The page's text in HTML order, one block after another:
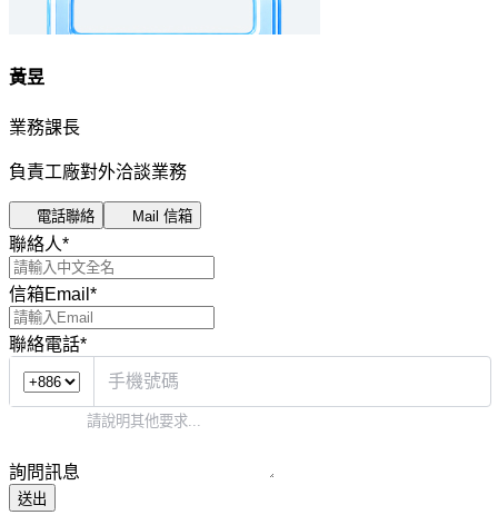
黃昱
業務課長
負責工廠對外洽談業務
電話聯絡 Mail 信箱
聯絡人*
信箱Email *
聯絡電話*
詢問訊息
送出